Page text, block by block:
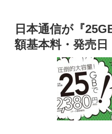
日本通信が『
額基本料・発売日